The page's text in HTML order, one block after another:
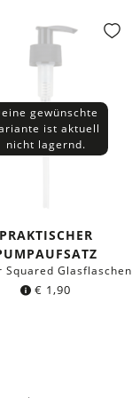
gewünschte
ist aktuell
nicht lagernd.
PRAKTISCHER
Squared Glasflaschen
€ 1,90